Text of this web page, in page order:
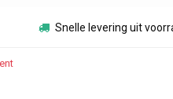
Snelle levering uit